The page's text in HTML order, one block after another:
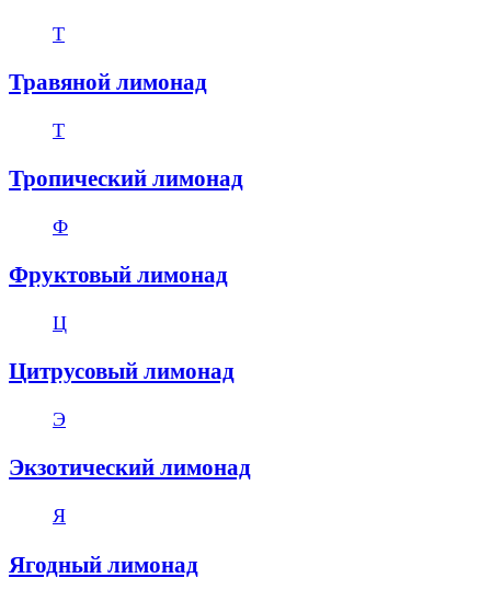
Т
Травяной лимонад
Т
Тропический лимонад
Ф
Фруктовый лимонад
Ц
Цитрусовый лимонад
Э
Экзотический лимонад
Я
Ягодный лимонад